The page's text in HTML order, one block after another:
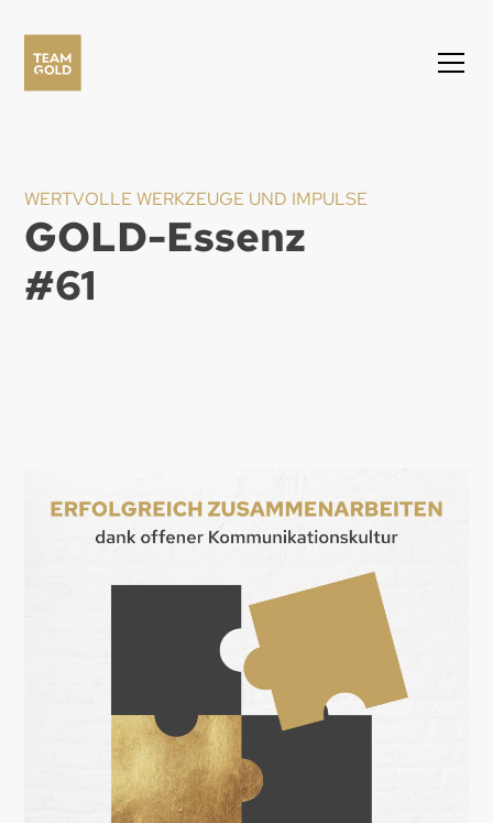
WERTVOLLE WERKZEUGE UND IMPULSE
GOLD-Essenz
#61